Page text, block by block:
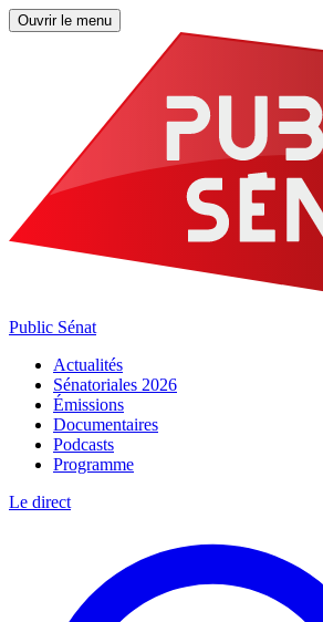
Ouvrir le menu
Public Sénat
Actualités
Sénatoriales 2026
Émissions
Documentaires
Podcasts
Programme
Le direct